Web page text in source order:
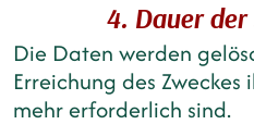
4. Dauer der
Die Daten werden
Erreichung des
mehr erforderlich sind.